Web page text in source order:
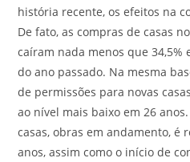
história recente, os efeitos na
De fato, as compras de casas
caíram nada menos que 34,5%
do ano passado. Na mesma
de permissões para novas
ao nível mais baixo em 26
casas, obras em andamento, é
anos, assim como o início de